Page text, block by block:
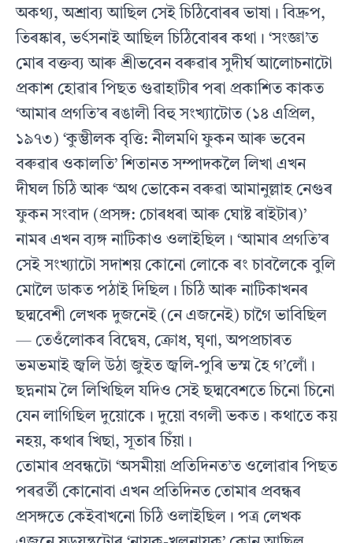
অকথ্য, অশ্ৰাব্য আছিল সেই চিঠিবোৰৰ ভাষা। বিদ্ৰুপ,
তিৰষ্কাৰ, ভৰ্ৎসনাই আছিল চিঠিবোৰৰ কথা। ‘সংজ্ঞা’ত
মোৰ বক্তব্য আৰু শ্ৰীভবেন বৰুৱাৰ সুদীৰ্ঘ আলোচনাটো
প্ৰকাশ হোৱাৰ পিছত গুৱাহাটীৰ পৰা প্ৰকাশিত কাকত
‘আমাৰ প্ৰগতি’ৰ ৰঙালী বিহু সংখ্যাটোত (১৪ এপ্ৰিল,
১৯৭৩) ‘কুম্ভীলক বৃত্তি: নীলমণি ফুকন আৰু ভবেন
বৰুৱাৰ ওকালতি’ শিতানত সম্পাদকলৈ লিখা এখন
দীঘল চিঠি আৰু ‘অথ ভোকেন বৰুৱা আমানুল্লাহ নেগুৰ
ফুকন সংবাদ (প্ৰসঙ্গ: চোৰধৰা আৰু ঘোষ্ট ৰাইটাৰ)’
নামৰ এখন ব্যঙ্গ নাটিকাও ওলাইছিল। ‘আমাৰ প্ৰগতি’ৰ
সেই সংখ্যাটো সদাশয় কোনো লোকে ৰং চাবলৈকে বুলি
মোলৈ ডাকত পঠাই দিছিল। চিঠি আৰু নাটিকাখনৰ
ছদ্মবেশী লেখক দুজনেই (নে এজনেই) চাগৈ ভাবিছিল
— তেওঁলোকৰ বিদ্বেষ, ক্ৰোধ, ঘৃণা, অপপ্ৰচাৰত
ভমভমাই জ্বলি উঠা জুইত জ্বলি-পুৰি ভস্ম হৈ গ’লোঁ।
ছদ্ননাম লৈ লিখিছিল যদিও সেই ছদ্মবেশতে চিনো চিনো
যেন লাগিছিল দুয়োকে। দুয়ো বগলী ভকত। কথাতে কয়
নহয়, কথাৰ খিছা, সূতাৰ চিঁয়া।
তোমাৰ প্ৰবন্ধটো ‘অসমীয়া প্ৰতিদিনত’ত ওলোৱাৰ পিছত
পৰৱৰ্তী কোনোবা এখন প্ৰতিদিনত তোমাৰ প্ৰবন্ধৰ
প্ৰসঙ্গতে কেইবাখনো চিঠি ওলাইছিল। পত্ৰ লেখক